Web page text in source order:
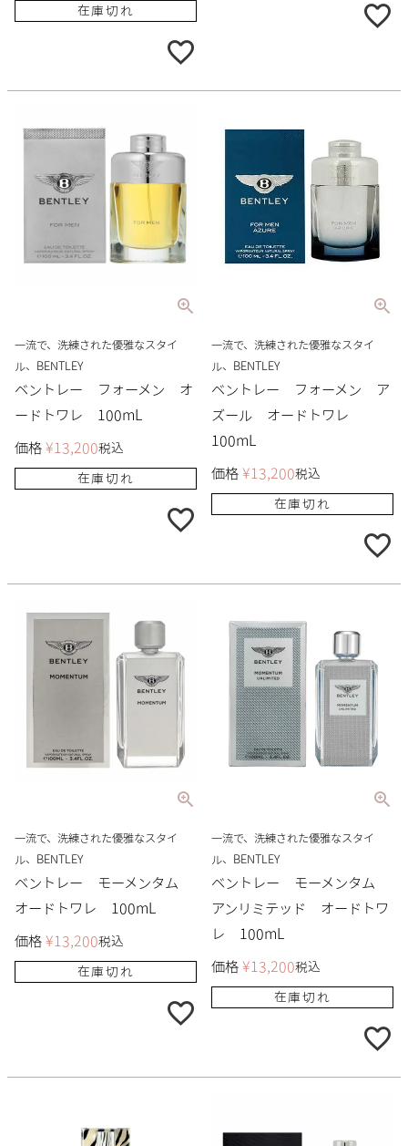
在庫切れ
一流で、洗練された優雅なスタイ
ル、BENTLEY
ベントレー フォーメン オ
ードトワレ 100mL
価格 ¥13,200税込
在庫切れ
一流で、洗練された優雅なスタイ
ル、BENTLEY
ベントレー フォーメン ア
ズール オードトワレ
100mL
価格 ¥13,200税込
在庫切れ
一流で、洗練された優雅なスタイ
ル、BENTLEY
ベントレー モーメンタム
オードトワレ 100mL
価格 ¥13,200税込
在庫切れ
一流で、洗練された優雅なスタイ
ル、BENTLEY
ベントレー モーメンタム
アンリミテッド オードトワ
レ 100mL
価格 ¥13,200税込
在庫切れ